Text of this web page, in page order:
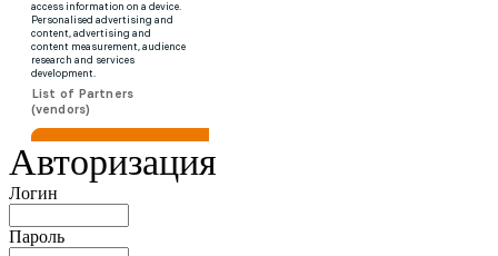
Авторизация
Логин
Пароль